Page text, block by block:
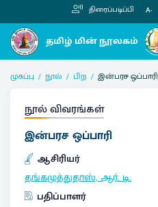
திரைப்படிப்பி A-
முகப்பு நூல் பிற இன்பரச ஒப்பாரி
நூல் விவரங்கள்
இன்பரச ஒப்பாரி
ஆசிரியர்
தங்கமுத்துதாஸ், ஆர். டி.
பதிப்பாளர்